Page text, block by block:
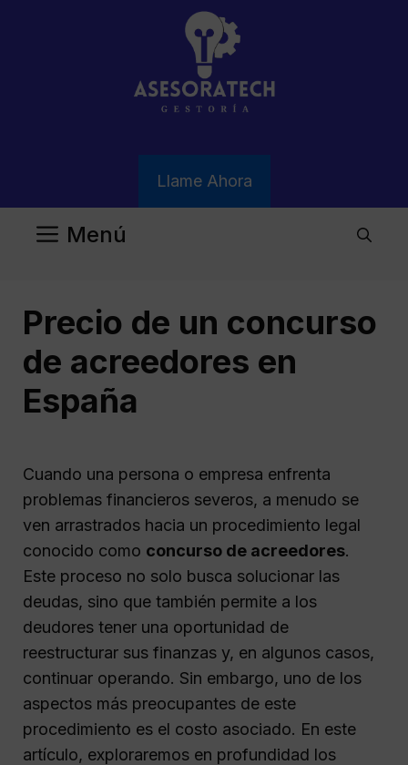
Llame Ahora
Menú
Precio de un concurso
de acreedores en
España
Cuando una persona o empresa enfrenta
problemas financieros severos, a menudo se
ven arrastrados hacia un procedimiento legal
conocido como concurso de acreedores.
Este proceso no solo busca solucionar las
deudas, sino que también permite a los
deudores tener una oportunidad de
reestructurar sus finanzas y, en algunos casos,
continuar operando. Sin embargo, uno de los
aspectos más preocupantes de este
procedimiento es el costo asociado. En este
artículo, exploraremos en profundidad los